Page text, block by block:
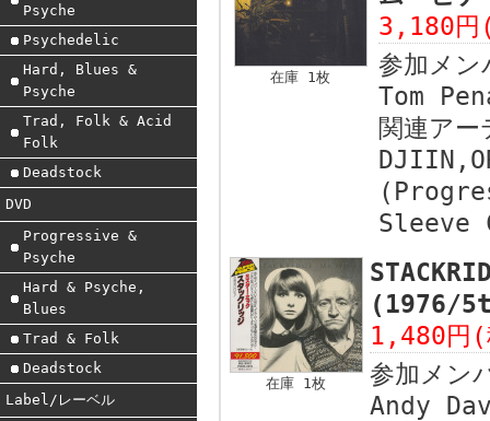
Psyche
Psychedelic
Hard, Blues &
Psyche
Trad, Folk & Acid
Folk
Deadstock
DVD
Progressive &
Psyche
Hard & Psyche,
Blues
Trad & Folk
Deadstock
Label/レーベル
在庫 1枚
3,180円
参加メン
Tom
関連アー
Sleeve
在庫 1枚
(1976/
1,480円
参加メン
Andy